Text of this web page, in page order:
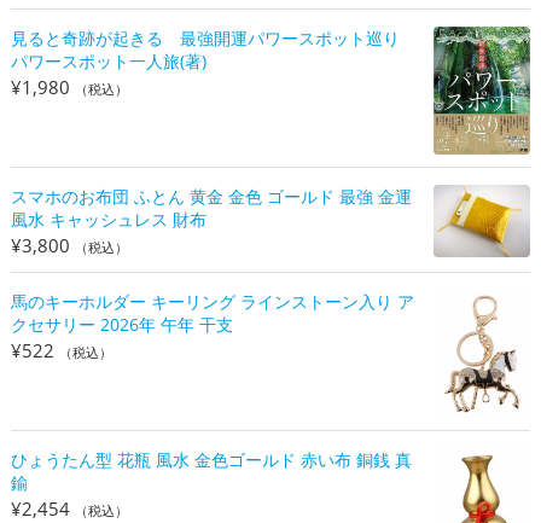
見ると奇跡が起きる 最強開運パワースポット巡り
パワースポット一人旅(著)
¥1,980 （税込）
スマホのお布団 ふとん 黄金 金色 ゴールド 最強 金運
風水 キャッシュレス 財布
¥3,800 （税込）
馬のキーホルダー キーリング ラインストーン入り ア
クセサリー 2026年 午年 干支
¥522 （税込）
ひょうたん型 花瓶 風水 金色ゴールド 赤い布 銅銭 真
鍮
¥2,454 （税込）